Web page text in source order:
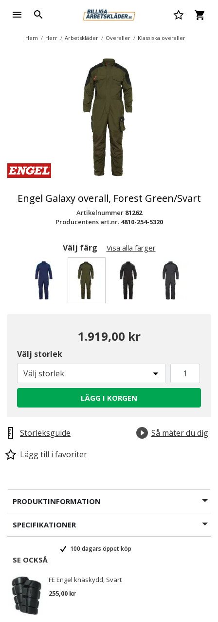
Hem Herr Arbetskläder Overaller Klassiska overaller
Engel Galaxy overall, Forest Green/Svart
Artikelnummer 81262
Producentens art.nr. 4810-254-5320
Välj färg Visa alla färger
1.919,00 kr
Välj storlek
Välj storlek
LÄGG I KORGEN
Storleksguide
Så mäter du dig
Lägg till i favoriter
PRODUKTINFORMATION
SPECIFIKATIONER
100 dagars öppet köp
SE OCKSÅ
FE Engel knäskydd, Svart
255,00 kr